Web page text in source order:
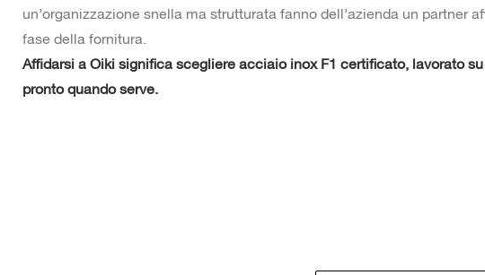
un’organizzazione snella ma strutturata fanno dell’azienda un partner
fase della fornitura.
Affidarsi a Oiki significa scegliere acciaio inox F1 certificato, lavorato
pronto quando serve.